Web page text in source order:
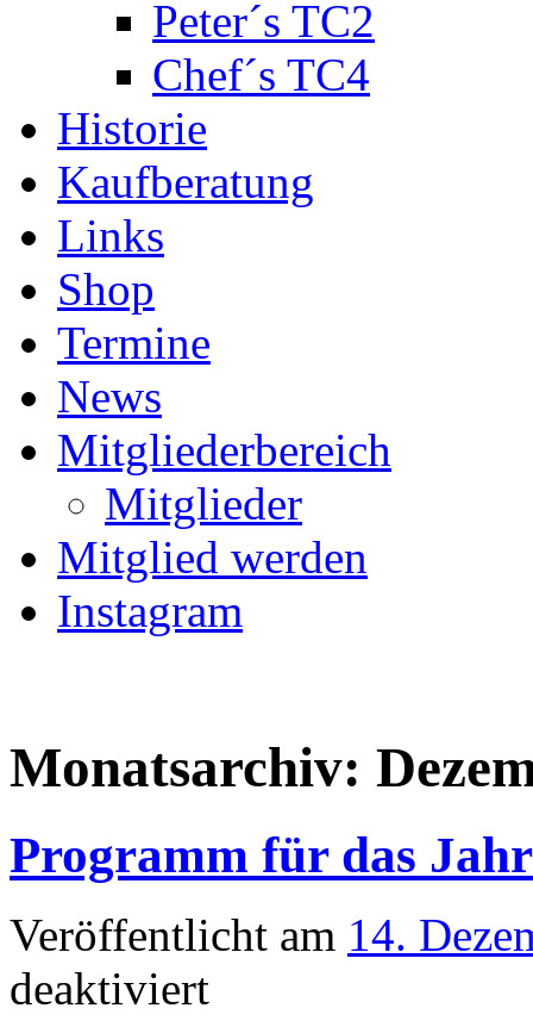
Peter´s TC2
Chef´s TC4
Historie
Kaufberatung
Links
Shop
Termine
News
Mitgliederbereich
Mitglieder
Mitglied werden
Instagram
Monatsarchiv:
Programm für das
Veröffentlicht am 14.
deaktiviert